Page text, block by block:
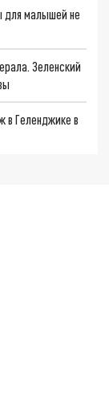
для малышей не
Зеленский
в Геленджике в